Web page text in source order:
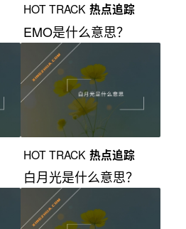
HOT TRACK 热点追踪
EMO是什么意思？
HOT TRACK 热点追踪
白月光是什么意思？